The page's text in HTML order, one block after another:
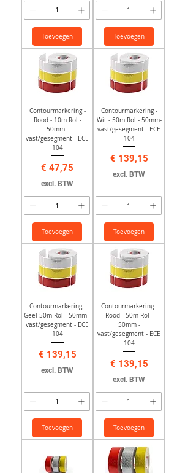
Toevoegen Toevoegen
Contourmarkering -
Rood - 10m Rol -
50mm -
vast/gesegment - ECE
104
Prijs
€ 47,75
excl. BTW
Toevoegen
Contourmarkering -
Wit - 50m Rol - 50mm-
vast/gesegment - ECE
104
Prijs
€ 139,15
excl. BTW
Toevoegen
Contourmarkering -
Geel-50m Rol - 50mm -
vast/gesegment - ECE
104
Prijs
€ 139,15
excl. BTW
Toevoegen
Contourmarkering -
Rood - 50m Rol -
50mm -
vast/gesegment - ECE
104
Prijs
€ 139,15
excl. BTW
Toevoegen